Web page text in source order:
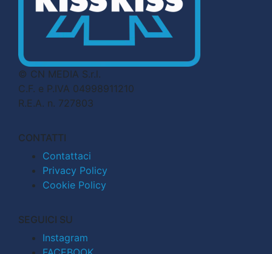
© CN MEDIA S.r.l.
C.F. e P.IVA 04998911210
R.E.A. n. 727803
CONTATTI
Contattaci
Privacy Policy
Cookie Policy
SEGUICI SU
Instagram